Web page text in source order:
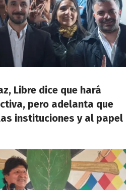
Libre dice que hará
pero adelanta que
instituciones y al papel